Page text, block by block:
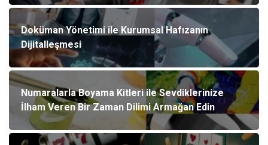
Doküman Yönetimi ile Kurumsal Hafızanın
Dijitalleşmesi
Numaralarla Boyama Kitleri ile Sevdiklerinize
İlham Veren Bir Zaman Dilimi Armağan Edin